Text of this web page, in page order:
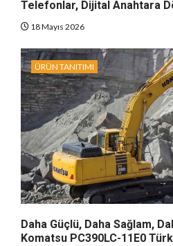
Telefonlar, Dijital Anahtara
18 Mayıs 2026
ÜRÜN TANITIMI
Daha Güçlü, Daha Sağlam,
Komatsu PC390LC-11E0